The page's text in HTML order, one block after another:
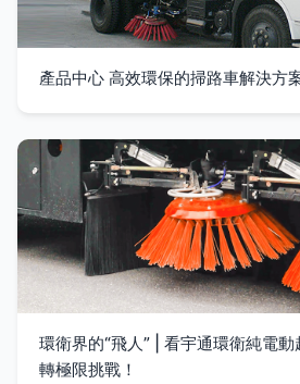
產品中心 高效環保的掃路車解決方
環衛界的“飛人” | 看宇通環衛純電
轉極限挑戰！